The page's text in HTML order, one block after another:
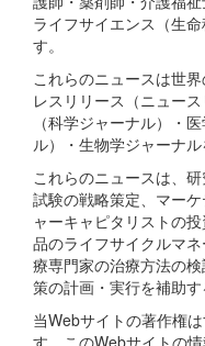
ライフサイエンス（生
す。
これらのニュースは世
レスリリース（ニュー
（科学ジャーナル）・
ル）・生物学ジャーナル
これらのニュースは、
試験の戦略策定、マー
ャーキャピタリストの
品のライフサイクルマ
療専門家の治療方法の
策の計画・実行を補助す
当Webサイトの著作権